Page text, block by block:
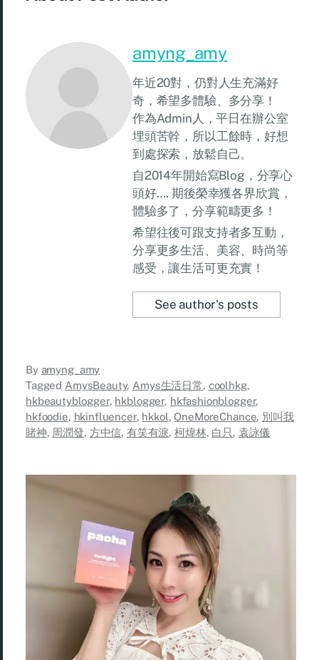
amyng_amy
年近20對，仍對人生充滿好
奇，希望多體驗、多分享！
作為Admin人，平日在辦公室
埋頭苦幹，所以工餘時，好想
到處探索，放鬆自己。
自2014年開始寫Blog，分享心
頭好…. 期後榮幸獲各界欣賞，
體驗多了，分享範疇更多！
希望往後可跟支持者多互動，
分享更多生活、美容、時尚等
感受，讓生活可更充實！
See author's posts
By amyng_amy
Tagged AmysBeauty, Amys生活日常, coolhkg,
hkbeautyblogger, hkblogger, hkfashionblogger,
hkfoodie, hkinfluencer, hkkol,OneMoreChance, 別叫我
賭神, 周潤發, 方中信, 有笑有淚,柯煒林, 白只 , 袁詠儀